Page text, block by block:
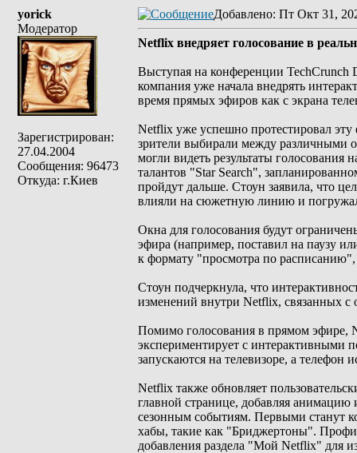
yorick
Модератор
Зарегистрирован:
27.04.2004
Сообщения: 96473
Откуда: г.Киев
Добавлено: Пт Окт 31,
Netflix внедряет голосование в
Выступая на конференции TechCrunch
компания уже начала внедрять
время прямых эфиров как с экрана
Netflix уже успешно протестировал
зрители выбирали между различными
могли видеть результаты голосования
талантов "Star Search",
пройдут дальше. Стоун заявила, что
влияли на сюжетную линию и
Окна для голосования будут
эфира (например, поставил на паузу
к формату "просмотра по
Стоун подчеркнула, что
изменений внутри Netflix, связанных с
Помимо голосования в прямом эфире,
экспериментирует с интерактивными
запускаются на телевизоре, а телефон
Netflix также обновляет
главной странице, добавляя
сезонным событиям. Первыми станут
хабы, такие как "Бриджертоны".
добавления раздела "Мой Netflix" для